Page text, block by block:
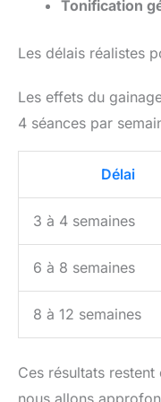
Tonification
Les délais réalistes
Les effets du
4 séances par
Délai
3 à 4 semaines
6 à 8 semaines
8 à 12 semaines
Ces résultats